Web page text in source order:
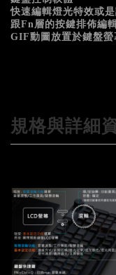
快速編輯燈光特效或
跟Fn層的按鍵排佈編
GIF動圖放置於鍵盤螢
規格與詳細